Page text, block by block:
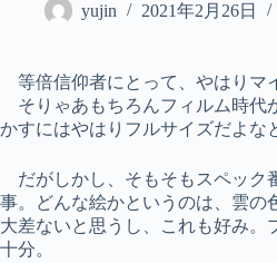
yujin 2021年2月26日
等倍信仰者にとって、やはりマ
そりゃあもちろんフィルム時代
かすにはやはりフルサイズだよな
だがしかし、そもそもスペック
事。どんな絵かというのは、雲の
大差ないと思うし、これも好み
十分。